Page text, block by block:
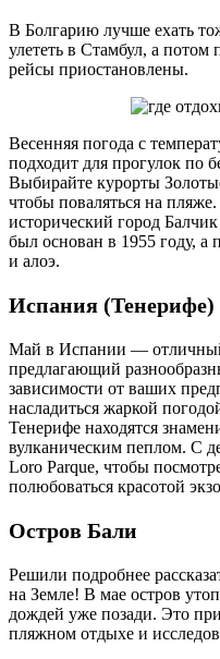
В Болгарию лучше ехать
улететь в Стамбул, а потом
рейсы приостановлены.
Весенняя погода с
подходит для прогулок по
Выбирайте курорты
чтобы поваляться на
исторический город
был основан в 1955 году, а
и алоэ.
Испания (Тенерифе)
Май в Испании —
предлагающий
зависимости от ваших
насладиться жаркой
Тенерифе находятся
вулканическим пеплом. С
Loro Parque, чтобы
полюбоваться красотой
Остров Бали
Решили подробнее
на Земле! В мае остров
дождей уже позади. Это
пляжном отдыхе и